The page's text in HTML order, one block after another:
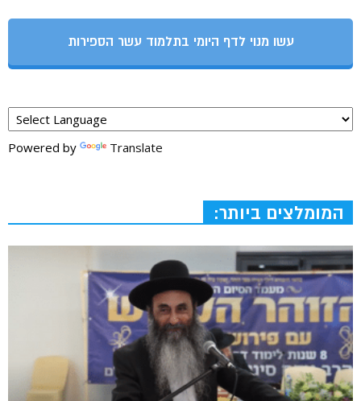
עשו מנוי לדף היומי בתלמוד עשר הספירות
Powered by Translate
המומלצים ביותר: